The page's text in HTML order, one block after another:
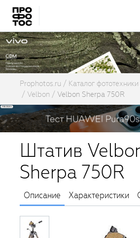
Prophotos.ru Каталог фототехники
Velbon
Velbon Sherpa 750R
Штатив
Sherpa 750R
Описание Характеристики